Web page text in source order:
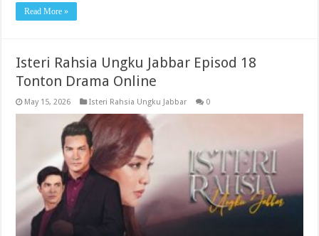
Read More »
Isteri Rahsia Ungku Jabbar Episod 18
Tonton Drama Online
May 15, 2026 Isteri Rahsia Ungku Jabbar 0